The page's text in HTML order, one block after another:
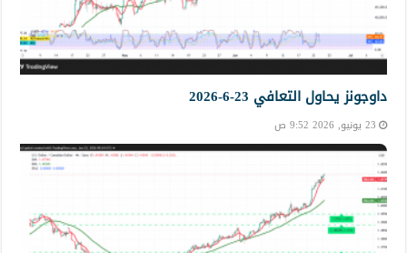
داوجونز يحاول التعافي 23-6-2026
23 يونيو, 2026 9:52 ص